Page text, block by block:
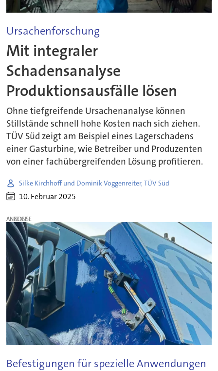
Ursachenforschung
Mit integraler
Schadensanalyse
Produktionsausfälle lösen
Ohne tiefgreifende Ursachenanalyse können
Stillstände schnell hohe Kosten nach sich ziehen.
TÜV Süd zeigt am Beispiel eines Lagerschadens
einer Gasturbine, wie Betreiber und Produzenten
von einer fachübergreifenden Lösung profitieren.
Silke Kirchhoff und Dominik Voggenreiter, TÜV Süd
10. Februar 2025
ANZEIGE
Befestigungen für spezielle Anwendungen